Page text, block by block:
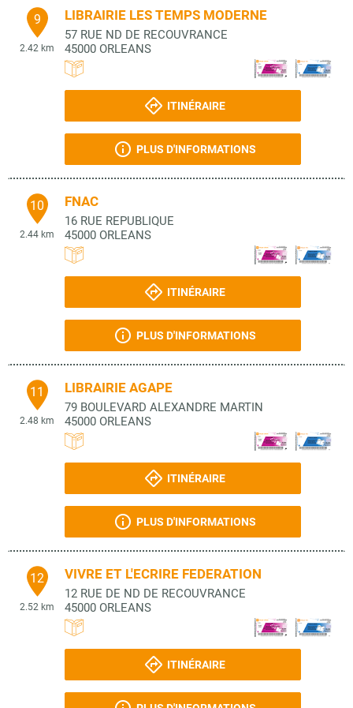
9
2.42 km
LIBRAIRIE LES TEMPS MODERNE
57 RUE ND DE RECOUVRANCE
45000 ORLEANS
ITINÉRAIRE
PLUS D'INFORMATIONS
10
2.44 km
FNAC
16 RUE REPUBLIQUE
45000 ORLEANS
ITINÉRAIRE
PLUS D'INFORMATIONS
11
2.48 km
LIBRAIRIE AGAPE
79 BOULEVARD ALEXANDRE MARTIN
45000 ORLEANS
ITINÉRAIRE
PLUS D'INFORMATIONS
12
2.52 km
VIVRE ET L'ECRIRE FEDERATION
12 RUE DE ND DE RECOUVRANCE
45000 ORLEANS
ITINÉRAIRE